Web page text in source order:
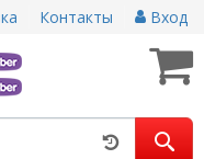
Контакты Вход